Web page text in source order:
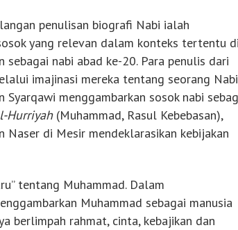
penulisan biografi Nabi ialah
yang relevan dalam konteks tertentu di
nabi abad ke-20. Para penulis dari
imajinasi mereka tentang seorang Nabi
menggambarkan sosok nabi
Hurriyah (Muhammad, Rasul Kebebasan),
di Mesir mendeklarasikan kebijakan
tentang Muhammad. Dalam
Muhammad sebagai manusia
berlimpah rahmat, cinta, kebajikan dan